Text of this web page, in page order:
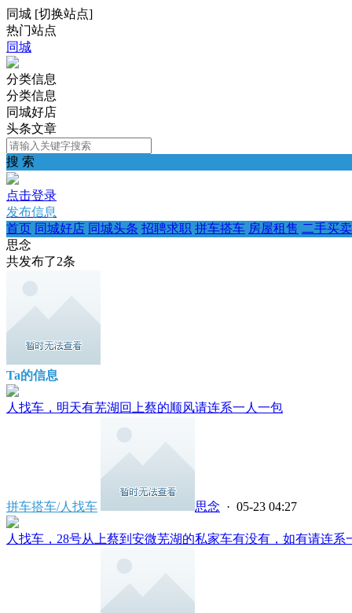
同城 [切换站点]
热门站点
同城
分类信息
分类信息
同城好店
头条文章
搜 索
点击登录
发布信息
首页 同城好店 同城头条 招聘求职 拼车搭车 房屋租售 二手买卖
思念
共发布了2条
Ta的信息
人找车，明天有芜湖回上蔡的顺风请连系一人一包
拼车搭车/人找车 思念 · 05-23 04:27
人找车，28号从上蔡到安微芜湖的私家车有没有，如有请连系